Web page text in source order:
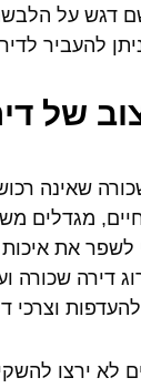
דגש על
להעביר
של
שאינה
מגדלים
לשפר את איכות
דירה שכורה
וצרכי
לא ירצו